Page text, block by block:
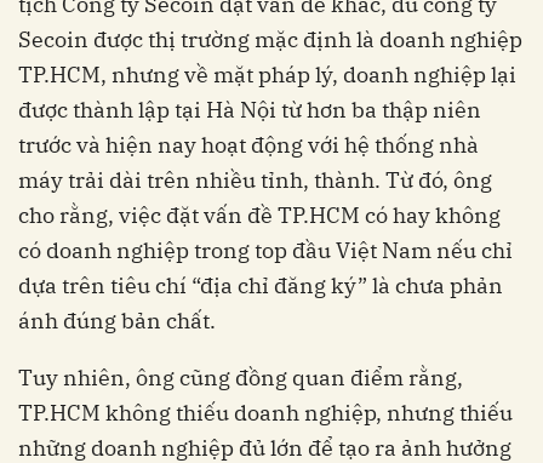
Secoin được thị trường mặc định là doanh nghiệp
TP.HCM, nhưng về mặt pháp lý, doanh nghiệp lại
được thành lập tại Hà Nội từ hơn ba thập niên
trước và hiện nay hoạt động với hệ thống nhà
máy trải dài trên nhiều tỉnh, thành. Từ đó, ông
cho rằng, việc đặt vấn đề TP.HCM có hay không
có doanh nghiệp trong top đầu Việt Nam nếu chỉ
dựa trên tiêu chí “địa chỉ đăng ký” là chưa phản
ánh đúng bản chất.
Tuy nhiên, ông cũng đồng quan điểm rằng,
TP.HCM không thiếu doanh nghiệp, nhưng thiếu
những doanh nghiệp đủ lớn để tạo ra ảnh hưởng